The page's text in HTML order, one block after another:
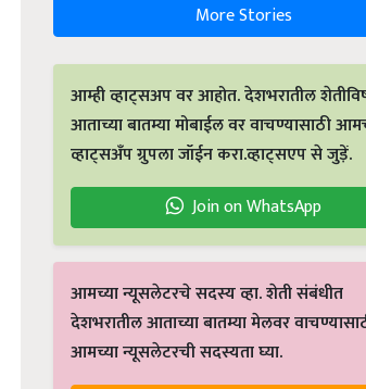
More Stories
आम्ही व्हाट्सअप वर आहोत. देशभरातील
आताच्या बातम्या मोबाईल वर वाचण्यासाठी
व्हाट्सअँप ग्रुपला जॉईन करा.व्हाट्सएप से जुड़ें.
Join on WhatsApp
आमच्या न्यूसलेटरचे सदस्य व्हा. शेती संबंधीत
देशभरातील आताच्या बातम्या मेलवर
आमच्या न्यूसलेटरची सदस्यता घ्या.